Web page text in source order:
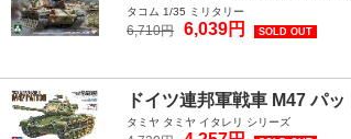
タコム 1/35 ミリタリー
6,710円 6,039円 SOLD OUT
ドイツ連邦軍戦車 M47 パッ
タミヤ タミヤ イタレリ シリーズ